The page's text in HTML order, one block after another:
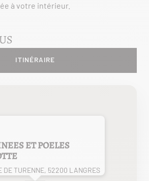
à votre intérieur.
ITINÉRAIRE
ET POELES
DE TURENNE, 52200 LANGRES